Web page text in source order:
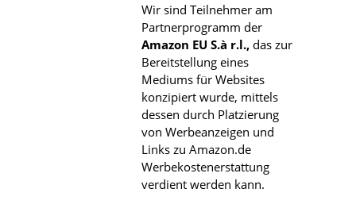
Wir sind Teilnehmer am
Partnerprogramm der
Amazon EU S.à r.l., das zur
Bereitstellung eines
Mediums für Websites
konzipiert wurde, mittels
dessen durch Platzierung
von Werbeanzeigen und
Links zu Amazon.de
Werbekostenerstattung
verdient werden kann.